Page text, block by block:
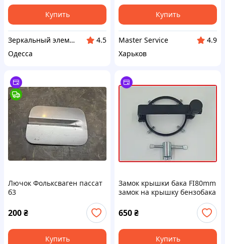
Купить
Зеркальный элемент
4.5
Одесса
Купить
Master Service
4.9
Харьков
Лючок Фольксваген пассат
б3
200₴
Купить
Замок крышки бака FI80mm
замок на крышку бензобака
650₴
Купить